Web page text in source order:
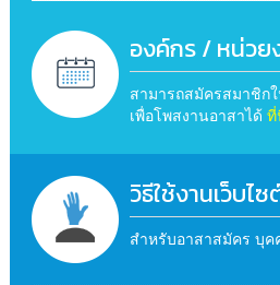
องค์กร / หน่วย
สามารถสมัครสมาชิก
เพื่อโพสงานอาสาได้
วิธีใช้งานเว็บไซ
สำหรับอาสาสมัคร บุค